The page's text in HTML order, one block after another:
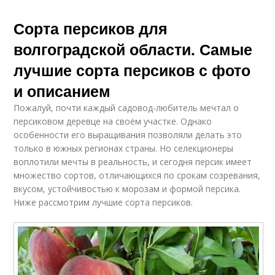
Сорта персиков для
волгоградской области. Самые
лучшие сорта персиков с фото
и описанием
Пожалуй, почти каждый садовод-любитель мечтал о
персиковом деревце на своём участке. Однако
особенности его выращивания позволяли делать это
только в южных регионах страны. Но селекционеры
воплотили мечты в реальность, и сегодня персик имеет
множество сортов, отличающихся по срокам созревания,
вкусом, устойчивостью к морозам и формой персика.
Ниже рассмотрим лучшие сорта персиков.